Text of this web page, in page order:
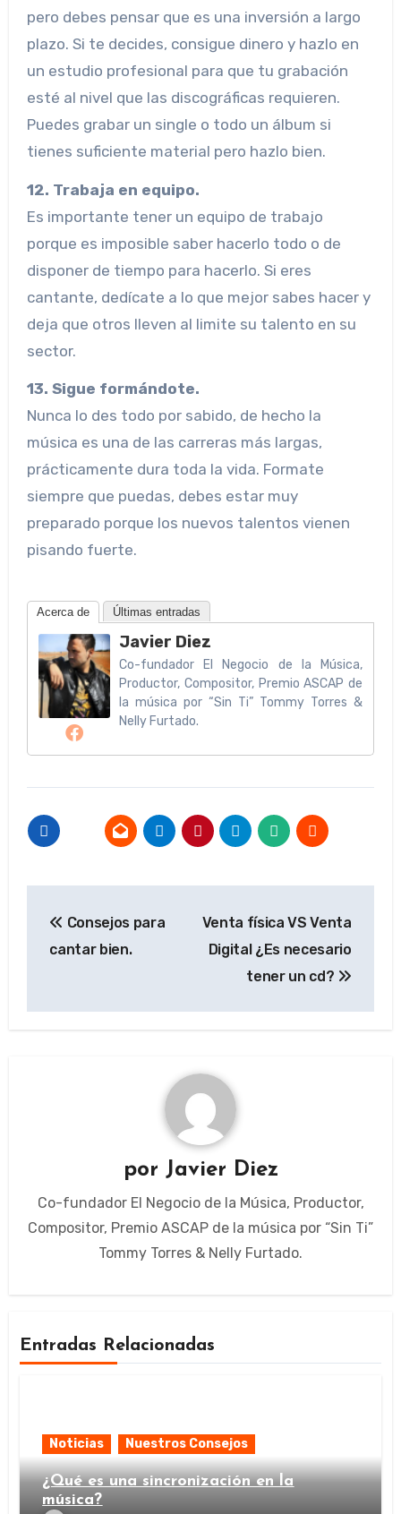
pero debes pensar que es una inversión a largo
plazo. Si te decides, consigue dinero y hazlo en
un estudio profesional para que tu grabación
esté al nivel que las discográficas requieren.
Puedes grabar un single o todo un álbum si
tienes suficiente material pero hazlo bien.
12. Trabaja en equipo.
Es importante tener un equipo de trabajo
porque es imposible saber hacerlo todo o de
disponer de tiempo para hacerlo. Si eres
cantante, dedícate a lo que mejor sabes hacer y
deja que otros lleven al limite su talento en su
sector.
13. Sigue formándote.
Nunca lo des todo por sabido, de hecho la
música es una de las carreras más largas,
prácticamente dura toda la vida. Formate
siempre que puedas, debes estar muy
preparado porque los nuevos talentos vienen
pisando fuerte.
Acerca de Últimas entradas
Javier Diez
Co-fundador El Negocio de la Música,
Productor, Compositor, Premio ASCAP de
la música por “Sin Ti” Tommy Torres &
Nelly Furtado.
de
Consejos para
cantar bien.
Venta física VS Venta
Digital ¿Es necesario
tener un cd?
por Javier Diez
Co-fundador El Negocio de la Música, Productor,
Compositor, Premio ASCAP de la música por “Sin Ti”
Tommy Torres & Nelly Furtado.
Entradas Relacionadas
Noticias Nuestros Consejos
¿Qué es una sincronización en la
música?